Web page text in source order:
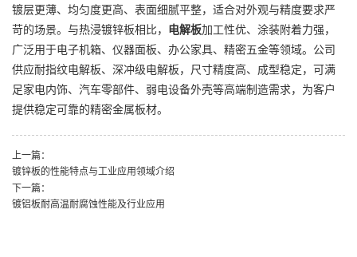
镀层更薄、均匀度更高、表面细腻平整，适合对外观与精度要求严
苛的场景。与热浸镀锌板相比， 电解板加工性优、涂装附着力强，
广泛用于电子机箱、仪器面板、办公家具、精密五金等领域。公司
供应耐指纹电解板、深冲级电解板，尺寸精度高、成型稳定，可满
足家电内饰、汽车零部件、弱电设备外壳等高端制造需求，为客户
提供稳定可靠的精密金属板材。
上一篇：
镀锌板的性能特点与工业应用领域介绍
下一篇：
镀铝板耐高温耐腐蚀性能及行业应用